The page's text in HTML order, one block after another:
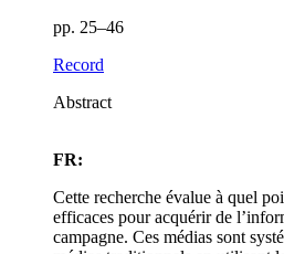
pp. 25–46
Record
Abstract
FR:
Cette recherche évalue à quel
efficaces pour acquérir de
campagne. Ces médias sont